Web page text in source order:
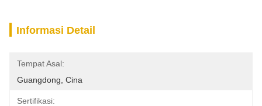
Informasi Detail
Tempat Asal:
Guangdong, Cina
Sertifikasi: